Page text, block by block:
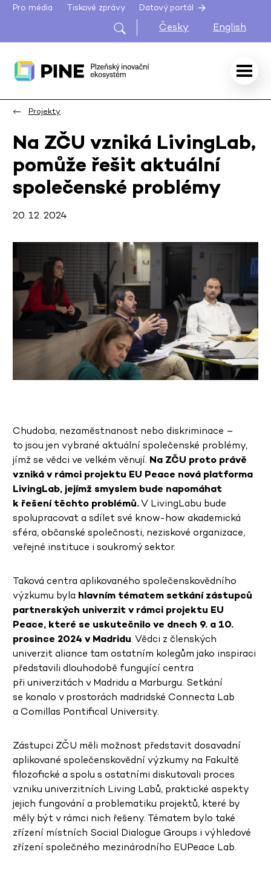
Pro média Tiskové zprávy Datový portál
Česky English
Projekty
Na ZČU vzniká LivingLab,
pomůže řešit aktuální
společenské problémy
20. 12. 2024
Chudoba, nezaměstnanost nebo diskriminace –
to jsou jen vybrané aktuální společenské problémy,
jímž se vědci ve velkém věnují. Na ZČU proto právě
vzniká v rámci projektu EU Peace nová platforma
LivingLab, jejímž smyslem bude napomáhat
k řešení těchto problémů.V LivingLabu bude
spolupracovat a sdílet své know-how akademická
sféra, občanské společnosti, neziskové organizace,
veřejné instituce i soukromý sektor.
Taková centra aplikovaného společenskovědního
výzkumu byla hlavním tématem setkání zástupců
partnerských univerzit v rámci projektu EU
Peace, které se uskutečnilo ve dnech 9. a 10.
prosince 2024 v Madridu. Vědci z členských
univerzit aliance tam ostatním kolegům jako inspiraci
představili dlouhodobě fungující centra
při univerzitách v Madridu a Marburgu. Setkání
se konalo v prostorách madridské Connecta Lab
a Comillas Pontifical University.
Zástupci ZČU měli možnost představit dosavadní
aplikované společenskovědní výzkumy na Fakultě
filozofické a spolu s ostatními diskutovali proces
vzniku univerzitních Living Labů, praktické aspekty
jejich fungování a problematiku projektů, které by
měly být v rámci nich řešeny. Tématem bylo také
zřízení místních Social Dialogue Groups i výhledové
zřízení společného mezinárodního EUPeace Lab.